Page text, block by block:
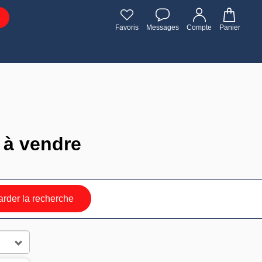
Favoris Messages Compte Panier
vendre
la recherche